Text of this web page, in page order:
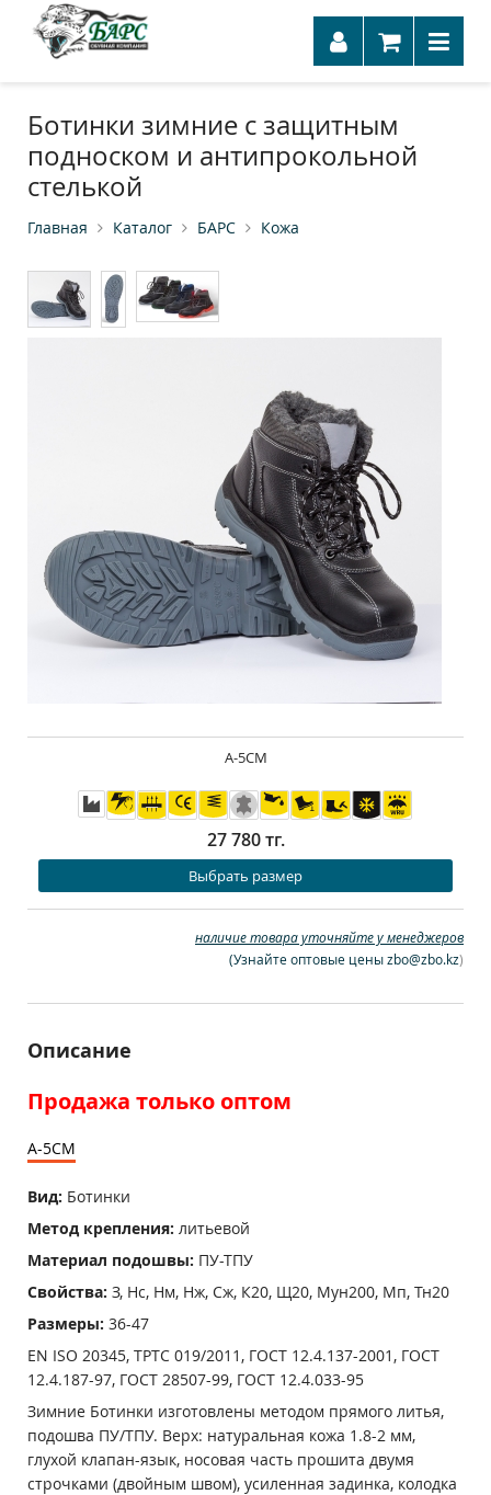
Ботинки зимние с защитным
подноском и антипрокольной
стелькой
Главная Каталог БАРС Кожа
А-5СМ
27 780 тг.
Выбрать размер
наличие товара уточняйте у менеджеров
(Узнайте оптовые цены zbo@zbo.kz)
Описание
Продажа только оптом
А-5СМ
Вид: Ботинки
Метод крепления: литьевой
Материал подошвы: ПУ-ТПУ
Свойства: З, Нс, Нм, Нж, Сж, К20, Щ20, Мун200, Мп, Тн20
Размеры: 36-47
EN ISO 20345, ТРТС 019/2011, ГОСТ 12.4.137-2001, ГОСТ
12.4.187-97, ГОСТ 28507-99, ГОСТ 12.4.033-95
Зимние Ботинки изготовлены методом прямого литья,
подошва ПУ/ТПУ. Верх: натуральная кожа 1.8-2 мм,
глухой клапан-язык, носовая часть прошита двумя
строчками (двойным швом), усиленная задинка, колодка